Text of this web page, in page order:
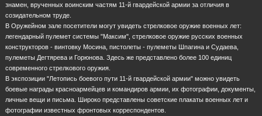
знамен, врученных воинским частям 11-й гвардейской армии за отличия в
созидательном труде.
В Оружейном зале посетители могут увидеть стрелковое оружие военных лет:
легендарный пулемет системы "Максим", стрелковое оружие русских военных
конструкторов - винтовку Мосина, пистолеты - пулеметы Шпагина и Судаева,
пулеметы Дегтярева и Горюнова. Здесь же представлено более 100 единиц
современного стрелкового оружия.
В экспозиции "Летопись боевого пути 11-й гвардейской армии" можно увидеть
боевые награды красноармейцев и командиров армии, их фотографии, документы,
личные вещи и письма. Широко представлены советские плакаты военных лет и
фотографии известных фронтовых корреспондентов.